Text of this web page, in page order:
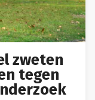
zweten
tegen